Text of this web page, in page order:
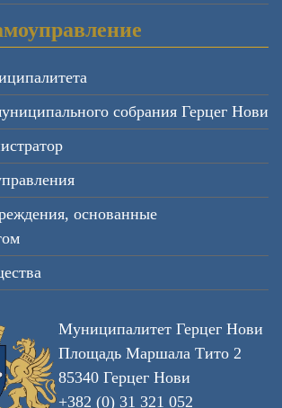
собрания Герцег Нови
основанные
Муниципалитет Герцег Нови
Площадь Маршала Тито 2
85340 Герцег Нови
+382 (0) 31 321 052